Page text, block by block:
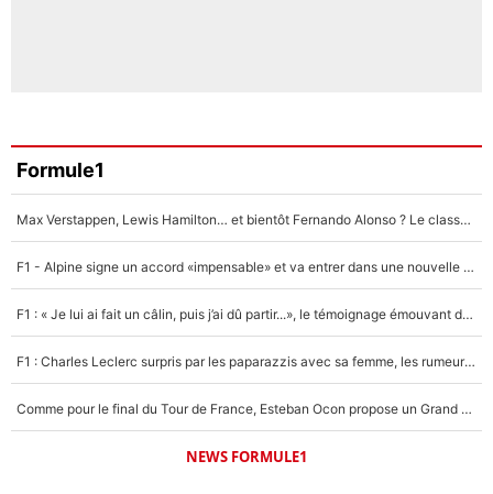
Formule1
Max Verstappen, Lewis Hamilton… et bientôt Fernando Alonso ? Le classement des pilotes les mieux payés en Formule 1 risque de changer !
F1 - Alpine signe un accord «impensable» et va entrer dans une nouvelle dimension : Grande nouvelle pour Pierre Gasly !
F1 : « Je lui ai fait un câlin, puis j’ai dû partir...», le témoignage émouvant de Max Verstappen sur sa fille
F1 : Charles Leclerc surpris par les paparazzis avec sa femme, les rumeurs étaient vraies !
Comme pour le final du Tour de France, Esteban Ocon propose un Grand Prix de Formule 1 à Paris : «Autour de l’Arc de Triomphe, ce serait génial» !
NEWS FORMULE1